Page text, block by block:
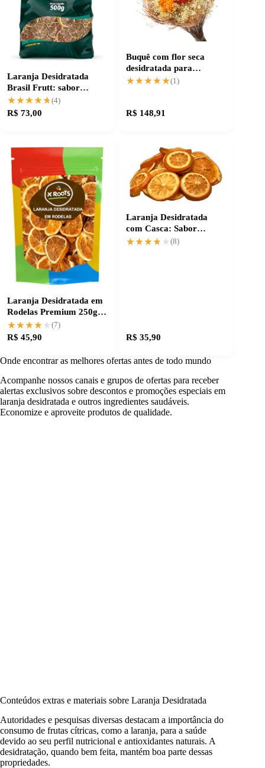
Laranja Desidratada
Brasil Frutt: sabor
prático e intenso
★★★★★
★★★★★ (4)
R$ 73,00
Buquê com flor seca
desidratada para
decoração charmosa
★★★★★
★★★★★(1)
R$ 148,91
Laranja Desidratada em
Rodelas Premium 250g
para receitas finas
★★★★★
★★★★★ (7)
R$ 45,90
Laranja Desidratada
com Casca: Sabor
Intenso e Praticidade
★★★★★
★★★★★(8)
R$ 35,90
Onde encontrar as melhores ofertas antes de todo mundo
Acompanhe nossos canais e grupos de ofertas para receber
alertas exclusivos sobre descontos e promoções especiais em
laranja desidratada e outros ingredientes saudáveis.
Economize e aproveite produtos de qualidade.
Conteúdos extras e materiais sobre Laranja Desidratada
Autoridades e pesquisas diversas destacam a importância do
consumo de frutas cítricas, como a laranja, para a saúde
devido ao seu perfil nutricional e antioxidantes naturais. A
desidratação, quando bem feita, mantém boa parte dessas
propriedades.